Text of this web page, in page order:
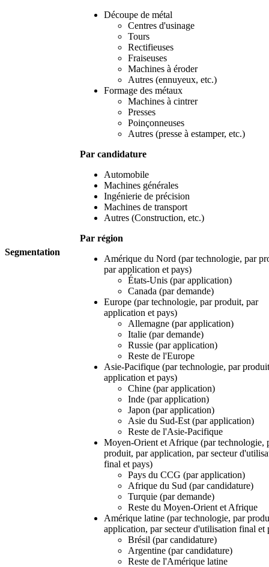
Segmentation
Découpe de métal
Centres d'usinage
Tours
Rectifieuses
Fraiseuses
Machines à éroder
Autres (ennuyeux, etc.)
Formage des métaux
Machines à cintrer
Presses
Poinçonneuses
Autres (presse à estamper, etc.)
Par candidature
Automobile
Machines générales
Ingénierie de précision
Machines de transport
Autres (Construction, etc.)
Par région
Amérique du Nord (par technologie, par
par application et pays)
États-Unis (par application)
Canada (par demande)
Europe (par technologie, par produit, par
application et pays)
Allemagne (par application)
Italie (par demande)
Russie (par application)
Reste de l'Europe
Asie-Pacifique (par technologie, par
application et pays)
Chine (par application)
Inde (par application)
Japon (par application)
Asie du Sud-Est (par application)
Reste de l'Asie-Pacifique
Moyen-Orient et Afrique (par technologie,
produit, par application, par secteur
final et pays)
Pays du CCG (par application)
Afrique du Sud (par candidature)
Turquie (par demande)
Reste du Moyen-Orient et Afrique
Amérique latine (par technologie, par
application, par secteur d'utilisation final et
Brésil (par candidature)
Argentine (par candidature)
Reste de l'Amérique latine